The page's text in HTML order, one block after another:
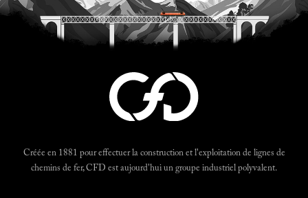
Créée en 1881 pour effectuer la construction et l'exploitation de lignes de
chemins de fer, CFD est aujourd'hui un groupe industriel polyvalent.